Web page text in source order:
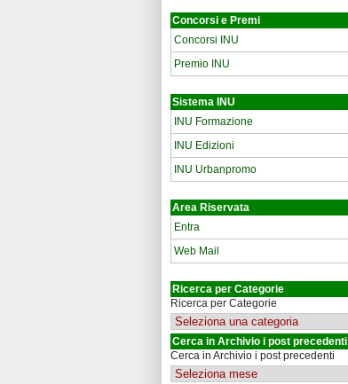
Concorsi e Premi
Concorsi INU
Premio INU
Sistema INU
INU Formazione
INU Edizioni
INU Urbanpromo
Area Riservata
Entra
Web Mail
Ricerca per Categorie
Ricerca per Categorie
Cerca in Archivio i post precedenti
Cerca in Archivio i post precedenti